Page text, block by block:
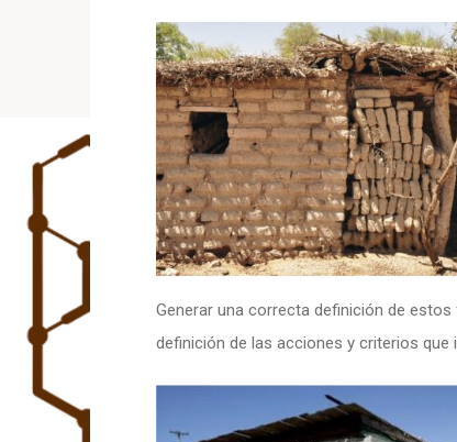
Generar una correcta definición de
definición de las acciones y criterios